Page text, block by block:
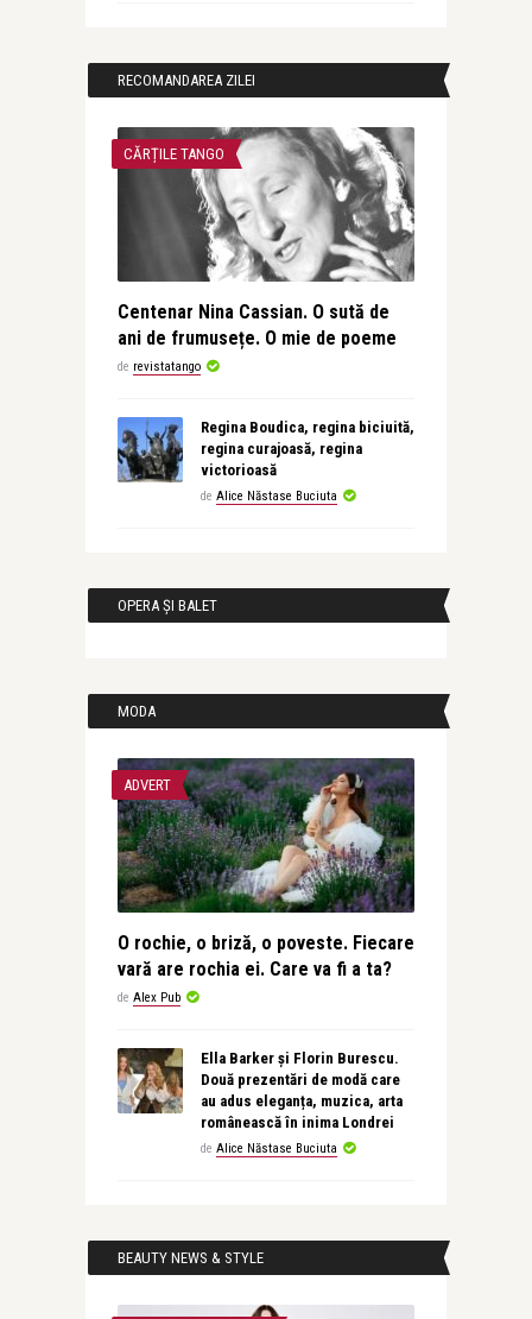
RECOMANDAREA ZILEI
CĂRȚILE TANGO
Centenar Nina Cassian. O sută de
ani de frumusețe. O mie de poeme
de revistatango
Regina Boudica, regina biciuită,
regina curajoasă, regina
victorioasă
de Alice Năstase Buciuta
OPERA ȘI BALET
MODA
ADVERT
O rochie, o briză, o poveste. Fiecare
vară are rochia ei. Care va fi a ta?
de Alex Pub
Ella Barker și Florin Burescu.
Două prezentări de modă care
au adus eleganța, muzica, arta
românească în inima Londrei
de Alice Năstase Buciuta
BEAUTY NEWS & STYLE